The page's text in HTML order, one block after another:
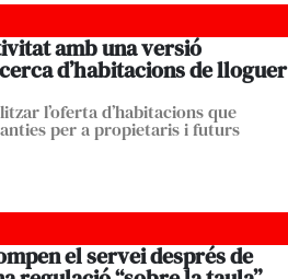
amb una versió
d’habitacions de lloguer
l’oferta d’habitacions que
per a propietaris i futurs
el servei després de